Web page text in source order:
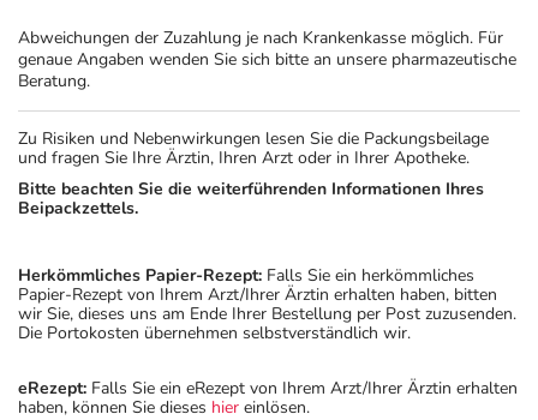
Abweichungen der Zuzahlung je nach Krankenkasse möglich. Für
genaue Angaben wenden Sie sich bitte an unsere pharmazeutische
Beratung.
Zu Risiken und Nebenwirkungen lesen Sie die Packungsbeilage
und fragen Sie Ihre Ärztin, Ihren Arzt oder in Ihrer Apotheke.
Bitte beachten Sie die weiterführenden Informationen Ihres
Beipackzettels.
Herkömmliches Papier-Rezept: Falls Sie ein herkömmliches
Papier-Rezept von Ihrem Arzt/Ihrer Ärztin erhalten haben, bitten
wir Sie, dieses uns am Ende Ihrer Bestellung per Post zuzusenden.
Die Portokosten übernehmen selbstverständlich wir.
eRezept: Falls Sie ein eRezept von Ihrem Arzt/Ihrer Ärztin erhalten
haben, können Sie dieses hier einlösen.